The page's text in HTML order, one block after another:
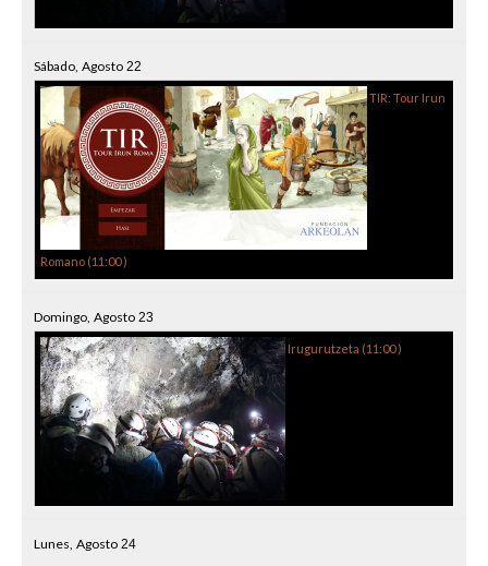
Sábado, Agosto 22
TIR: Tour Irun
Romano (11:00)
Domingo, Agosto 23
Irugurutzeta (11:00)
Lunes, Agosto 24